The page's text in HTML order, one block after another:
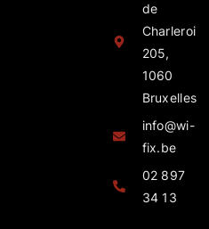
de
Charleroi
205,
1060
Bruxelles
info@wi-
fix.be
02 897
34 13